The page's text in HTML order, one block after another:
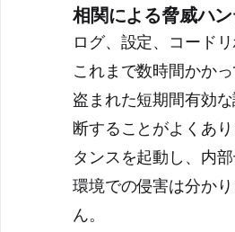
相関による脅威ハ
ログ、設定、コード
これまで数時間かか
盗まれた短期間有効
断することがよくあ
タンスを起動し、内
環境での侵害は分か
ん。